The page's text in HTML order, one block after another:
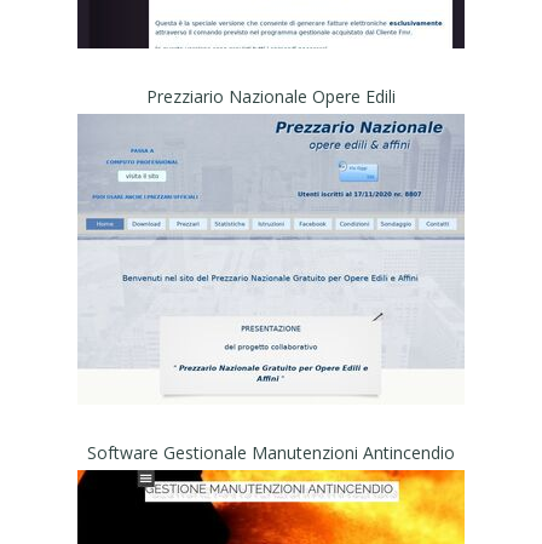
Prezziario Nazionale Opere Edili
Software Gestionale Manutenzioni Antincendio